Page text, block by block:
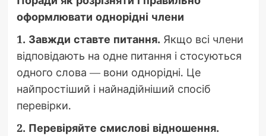
оформлювати однорідні члени
1. Завжди ставте питання. Якщо всі члени
відповідають на одне питання і стосуються
одного слова — вони однорідні. Це
найпростіший і найнадійніший спосіб
перевірки.
2. Перевіряйте смислові відношення.